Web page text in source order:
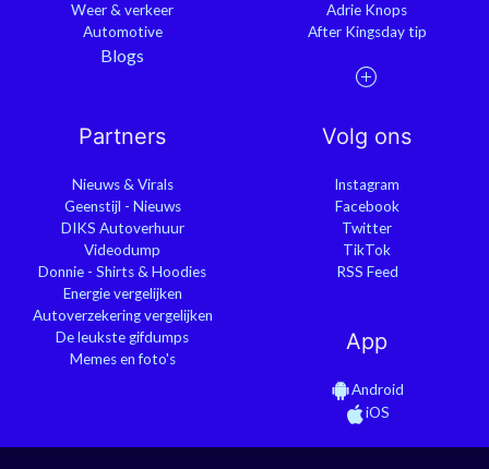
Weer & verkeer
Automotive
Blogs
Adrie Knops
After Kingsday tip
Partners
Nieuws & Virals
Geenstijl - Nieuws
DIKS Autoverhuur
Videodump
Donnie - Shirts & Hoodies
Energie vergelijken
Autoverzekering vergelijken
De leukste gifdumps
Memes en foto's
Volg ons
Instagram
Facebook
Twitter
TikTok
RSS Feed
App
Android
iOS